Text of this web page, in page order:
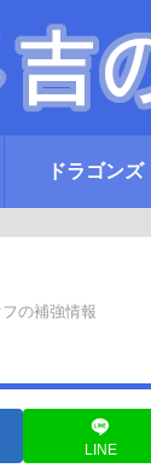
ドラゴンズ
フの補強情報
LINE